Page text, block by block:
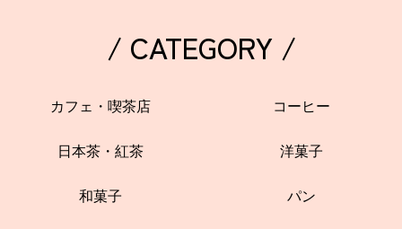
/ CATEGORY /
カフェ・喫茶店 コーヒー
日本茶・紅茶 洋菓子
和菓子 パン